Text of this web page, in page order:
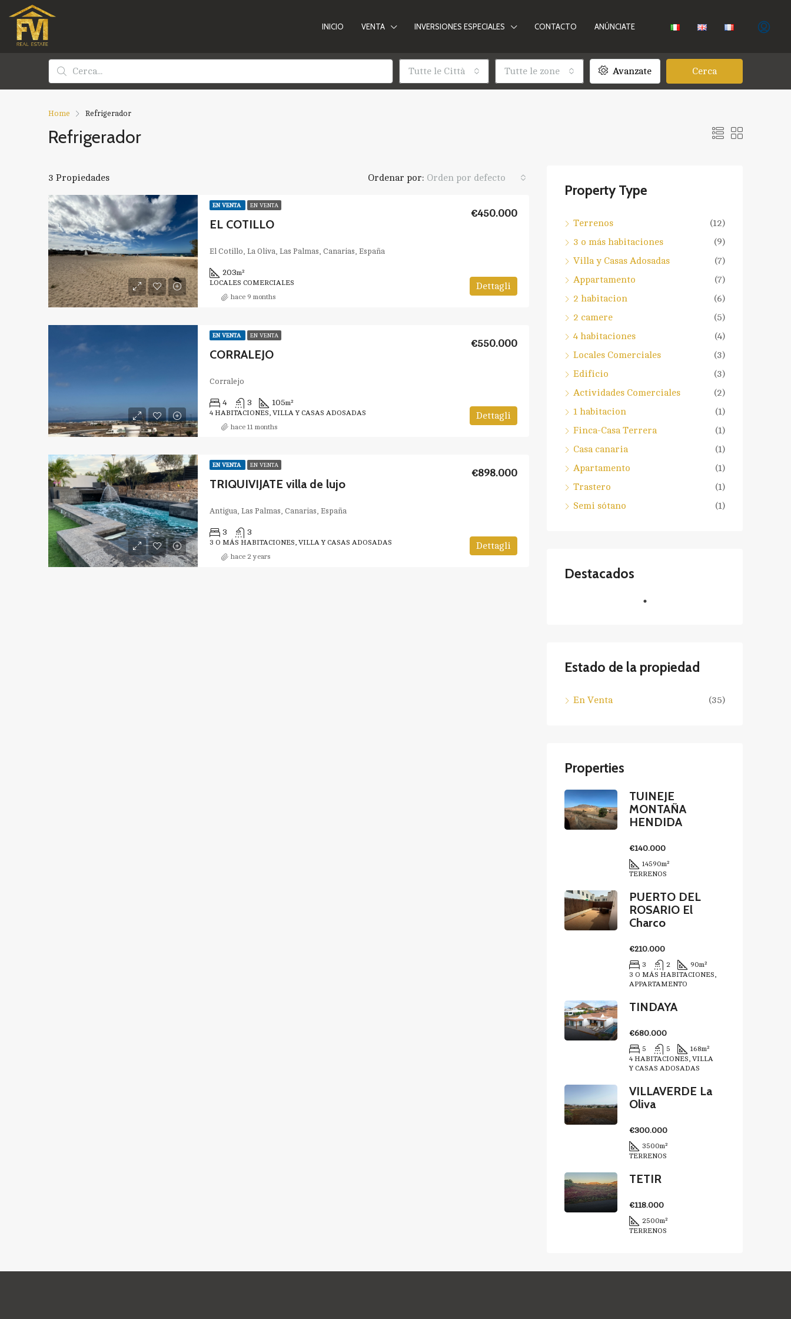
INICIO VENTA INVERSIONES ESPECIALES CONTACTO ANÚNCIATE
Tutte le Città Tutte le zone Avanzate Cerca
Home Refrigerador
Refrigerador
3 Propiedades Ordenar por: Orden por defecto
EN VENTA EN VENTA
EL COTILLO
€450.000
El Cotillo, La Oliva, Las Palmas, Canarias, España
203m²
LOCALES COMERCIALES
Dettagli
hace 9 months
EN VENTA EN VENTA
CORRALEJO
€550.000
Corralejo
4 3 105m²
4 HABITACIONES, VILLA Y CASAS ADOSADAS
Dettagli
hace 11 months
EN VENTA EN VENTA
TRIQUIVIJATE villa de lujo
€898.000
Antigua, Las Palmas, Canarias, España
3 3
3 O MÁS HABITACIONES, VILLA Y CASAS ADOSADAS Dettagli
hace 2 years
Property Type
Terrenos
(12)
3 o más habitaciones
(9)
Villa y Casas Adosadas
(7)
Appartamento
(7)
2 habitacion
(6)
2 camere
(5)
4 habitaciones
(4)
Locales Comerciales
(3)
Edificio
(3)
Actividades Comerciales
(2)
1 habitacion
(1)
Finca-Casa Terrera
(1)
Casa canaria
(1)
Apartamento
(1)
Trastero
(1)
Semi sótano
(1)
Destacados
Estado de la propiedad
En Venta (35)
Properties
TUINEJE
MONTAÑA
HENDIDA
€140.000
14590m²
TERRENOS
PUERTO DEL
ROSARIO El
Charco
€210.000
3 2 90m²
3 O MÁS HABITACIONES,
APPARTAMENTO
TINDAYA
€680.000
5 5 168m²
4 HABITACIONES, VILLA
Y CASAS ADOSADAS
VILLAVERDE La
Oliva
€300.000
3500m²
TERRENOS
TETIR
€118.000
2500m²
TERRENOS